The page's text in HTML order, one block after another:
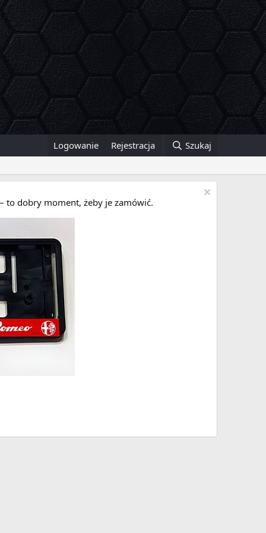
Logowanie Rejestracja Szukaj
to dobry moment, żeby je zamówić.